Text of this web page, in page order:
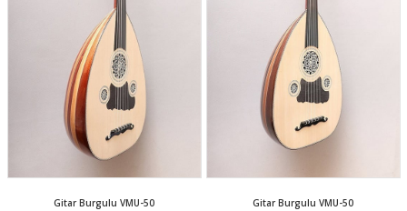
Gitar Burgulu VMU-50 Gitar Burgulu VMU-50